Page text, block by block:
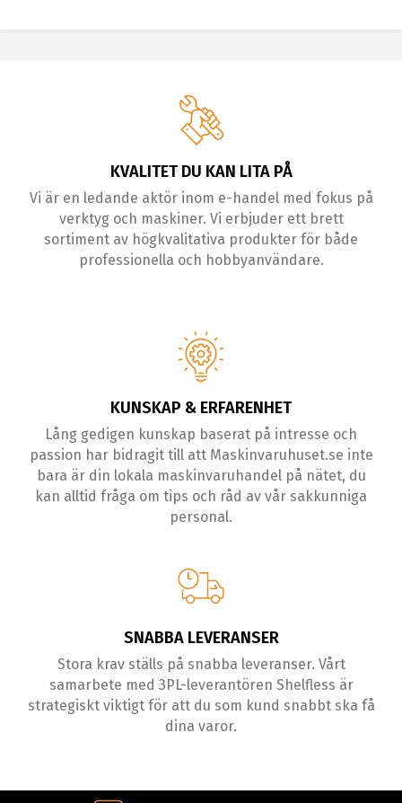
KVALITET DU KAN LITA PÅ
Vi är en ledande aktör inom e-handel med fokus på
verktyg och maskiner. Vi erbjuder ett brett
sortiment av högkvalitativa produkter för både
professionella och hobbyanvändare.
KUNSKAP & ERFARENHET
Lång gedigen kunskap baserat på intresse och
passion har bidragit till att Maskinvaruhuset.se inte
bara är din lokala maskinvaruhandel på nätet, du
kan alltid fråga om tips och råd av vår sakkunniga
personal.
SNABBA LEVERANSER
Stora krav ställs på snabba leveranser. Vårt
samarbete med 3PL-leverantören Shelfless är
strategiskt viktigt för att du som kund snabbt ska få
dina varor.